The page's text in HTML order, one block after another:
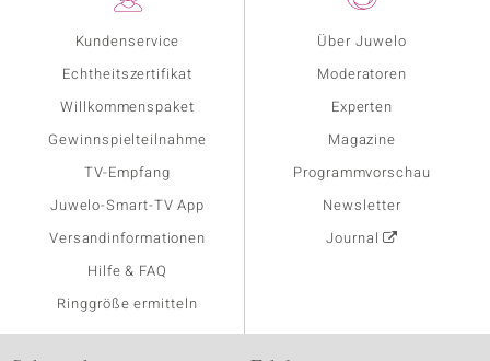
Kundenservice
Echtheitszertifikat
Willkommenspaket
Gewinnspielteilnahme
TV-Empfang
Juwelo-Smart-TV App
Versandinformationen
Hilfe & FAQ
Ringgröße ermitteln
Über Juwelo
Moderatoren
Experten
Magazine
Programmvorschau
Newsletter
Journal